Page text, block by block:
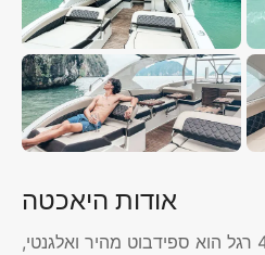
אודות היאכטה
ספורט קרוזר בגודל 42 רגל הוא ספידבוט מהיר ואלגנטי,